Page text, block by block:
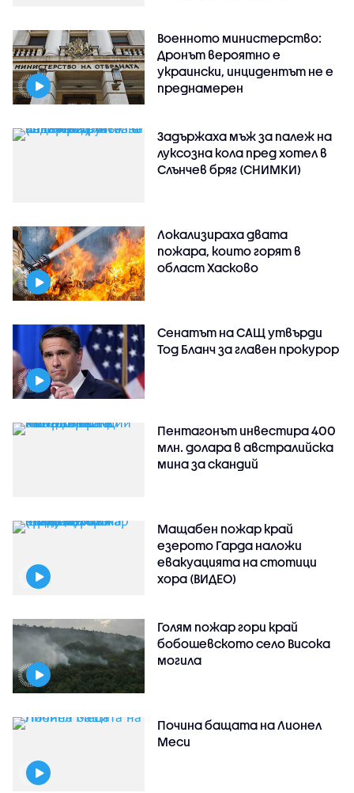
Военното министерство:
Дронът вероятно е
украински, инцидентът не е
преднамерен
Задържаха мъж за палеж на
луксозна кола пред хотел в
Слънчев бряг (СНИМКИ)
Локализираха двата
пожара, които горят в
област Хасково
Сенатът на САЩ утвърди
Тод Бланч за главен прокурор
Пентагонът инвестира 400
млн. долара в австралийска
мина за скандий
Мащабен пожар край
езерото Гарда наложи
евакуацията на стотици
хора (ВИДЕО)
Голям пожар гори край
бобошевското село Висока
могила
Почина бащата на Лионел
Меси